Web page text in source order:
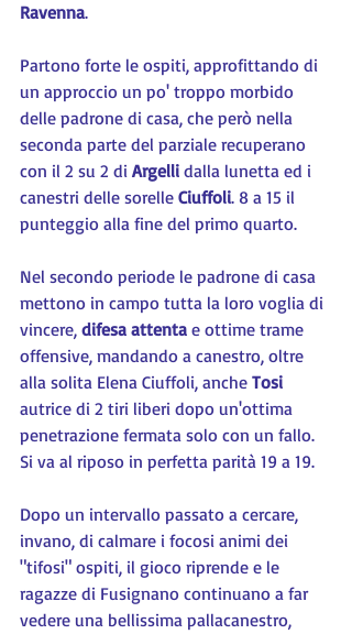
Ravenna.
Partono forte le ospiti, approfittando di
un approccio un po' troppo morbido
delle padrone di casa, che però nella
seconda parte del parziale recuperano
con il 2 su 2 di Argelli dalla lunetta ed i
canestri delle sorelle Ciuffoli. 8 a 15 il
punteggio alla fine del primo quarto.
Nel secondo periode le padrone di casa
mettono in campo tutta la loro voglia di
vincere, difesa attenta e ottime trame
offensive, mandando a canestro, oltre
alla solita Elena Ciuffoli, anche Tosi
autrice di 2 tiri liberi dopo un'ottima
penetrazione fermata solo con un fallo.
Si va al riposo in perfetta parità 19 a 19.
Dopo un intervallo passato a cercare,
invano, di calmare i focosi animi dei
"tifosi" ospiti, il gioco riprende e le
ragazze di Fusignano continuano a far
vedere una bellissima pallacanestro,